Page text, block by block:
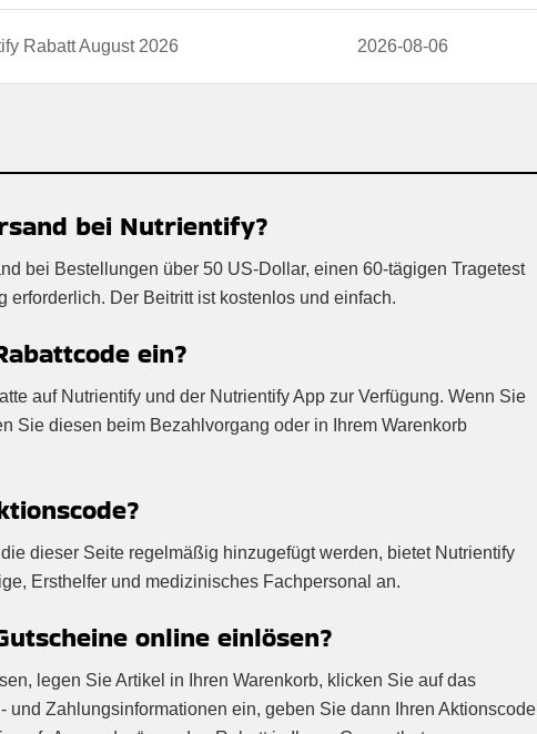
Rabatt August 2026 2026-08-06
bei Nutrientify?
bei Bestellungen über 50 US-Dollar, einen 60-tägigen Tragetest
Der Beitritt ist kostenlos und einfach.
ein?
auf Nutrientify und der Nutrientify App zur Verfügung. Wenn Sie
Sie diesen beim Bezahlvorgang oder in Ihrem Warenkorb
dieser Seite regelmäßig hinzugefügt werden, bietet Nutrientify
Ersthelfer und medizinisches Fachpersonal an.
online einlösen?
legen Sie Artikel in Ihren Warenkorb, klicken Sie auf das
und Zahlungsinformationen ein, geben Sie dann Ihren Aktionscode